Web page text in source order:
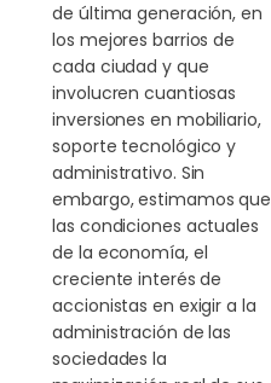
de última generación, en
los mejores barrios de
cada ciudad y que
involucren cuantiosas
inversiones en mobiliario,
soporte tecnológico y
administrativo. Sin
embargo, estimamos que
las condiciones actuales
de la economía, el
creciente interés de
accionistas en exigir a la
administración de las
sociedades la